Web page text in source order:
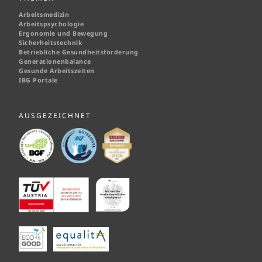
Arbeitsmedizin
Arbeitspsychologie
Ergonomie und Bewegung
Sicherheitstechnik
Betriebliche Gesundheitsförderung
Generationenbalance
Gesunde Arbeitszeiten
IBG Portale
AUSGEZEICHNET